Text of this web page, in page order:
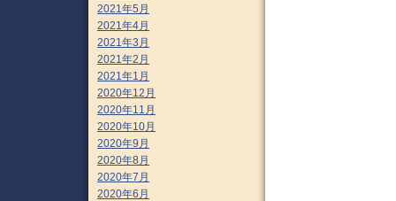
2021年5月
2021年4月
2021年3月
2021年2月
2021年1月
2020年12月
2020年11月
2020年10月
2020年9月
2020年8月
2020年7月
2020年6月